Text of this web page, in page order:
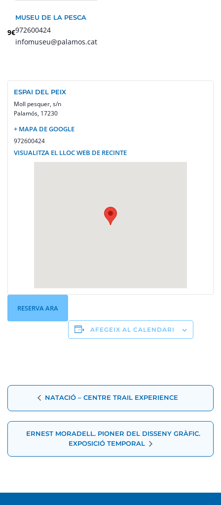
9€
MUSEU DE LA PESCA
972600424
infomuseu@palamos.cat
ESPAI DEL PEIX
Moll pesquer, s/n
Palamós, 17230
+ MAPA DE GOOGLE
972600424
VISUALITZA EL LLOC WEB DE RECINTE
RESERVA ARA
AFEGEIX AL CALENDARI
Navegació
d'Esdeveniment
NATACIÓ – CENTRE TRAIL EXPERIENCE
ERNEST MORADELL. PIONER DEL DISSENY GRÀFIC.
EXPOSICIÓ TEMPORAL